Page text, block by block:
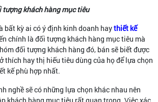
tượng khách hàng mục tiêu
bất kỳ ai có ý định kinh doanh haythiết kế
chính là đối tượng khách hàng mục tiêu mà
đối tượng khách hàng đó, bán sẽ biết được
thích hay thị hiếu tiêu dùng của họ để lựa chọn
kế phù hợp nhất.
nghề sẽ có những lựa chọn khác nhau nên
khách hàng mục tiêu rất quan trọng. Việc xác